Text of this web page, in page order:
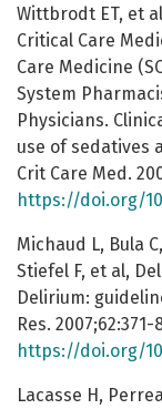
Wittbrodt ET, et
Critical Care
Care Medicine
System
Physicians.
use of sedatives
Crit Care Med.
https://doi.org/
Michaud L, Bula
Stiefel F, et al,
Delirium:
Res. 2007;62:371-
https://doi.org/
Lacasse H,